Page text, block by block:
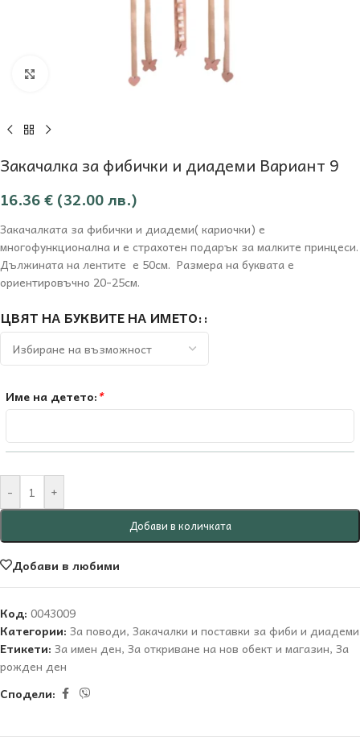
Закачалка за фибички и диадеми Вариант 9
16.36€ (32.00 лв.)
Закачалката за фибички и диадеми( кариочки) е
многофункционална и е страхотен подарък за малките принцеси.
Дължината на лентите е 50см. Размера на буквата е
ориентировъчно 20-25см.
ЦВЯТ НА БУКВИТЕ НА ИМЕТО:
Име на детето:*
- +
Добави в количката
Добави в любими
Код: 0043009
Категории: За поводи, Закачалки и поставки за фиби и диадеми
Етикети: За имен ден, За откриване на нов обект и магазин, За
рожден ден
Сподели: